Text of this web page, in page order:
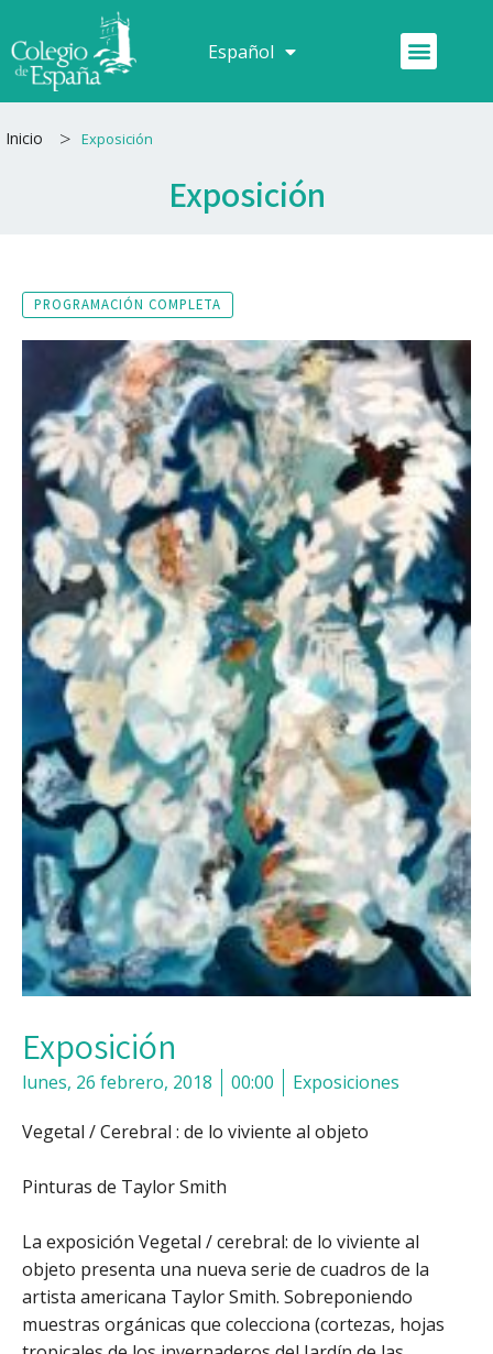
al
contenido
Español
Français Menú
Inicio > Exposición
Exposición
PROGRAMACIÓN COMPLETA
Exposición
lunes, 26 febrero, 2018 00:00 Exposiciones
Vegetal / Cerebral : de lo viviente al objeto
Pinturas de Taylor Smith
La exposición Vegetal / cerebral: de lo viviente al
objeto presenta una nueva serie de cuadros de la
artista americana Taylor Smith. Sobreponiendo
muestras orgánicas que colecciona (cortezas, hojas